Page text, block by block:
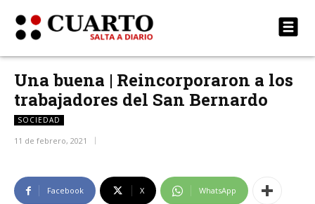
Una buena | Reincorporaron a los
trabajadores del San Bernardo
SOCIEDAD
11 de febrero, 2021
Facebook X WhatsApp